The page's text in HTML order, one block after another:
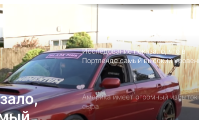
Детский день рождение в
как провести праздник под
Исследование показало, что в
Портленде самый высокий
угона автомобилей на душу
населения в США
Америка имеет огромный избыток
сыра